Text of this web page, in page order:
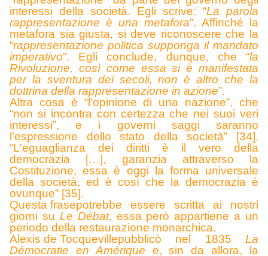
interessi della società. Egli scrive: “La parola
rappresentazione è una metafora”. Affinché la
metafora sia giusta, si deve riconoscere che la
“rappresentazione politica supponga il mandato
imperativo”. Egli conclude, dunque, che “la
Rivoluzione, così come essa si è manifestata
per la sventura dei secoli, non è altro che la
dottrina della rappresentazione in azione”.
A ltra cosa è “l'opinione di una nazione”, che
“non si incontra con certezza che nei suoi veri
interessi”, e i governi saggi saranno
l'espressione dello stato della società” [34].
“L'eguaglianza dei diritti è il vero della
democrazia […], garanzia attraverso la
Costituzione, essa è oggi la forma universale
della società, ed è così che la democrazia è
ovunque” [35].
Questa frasepotrebbe essere scritta ai nostri
giorni su Le Débat, essa però appartiene a un
periodo della restaurazione monarchica.
Alexis de Tocquevillepubblicò nel 1835 La
Démocratie en Amérique
e, sin da allora, la